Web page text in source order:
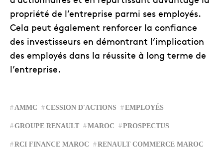
propriété de l’entreprise parmi ses employés.
Cela peut également renforcer la confiance
des investisseurs en démontrant l’implication
des employés dans la réussite à long terme de
l’entreprise.
AMMC CESSION D'ACTIONS EMPLOYÉS
GROUPE RENAULT MAROC PROSPECTUS
RCI FINANCE MAROC RENAULT COMMERCE MAROC